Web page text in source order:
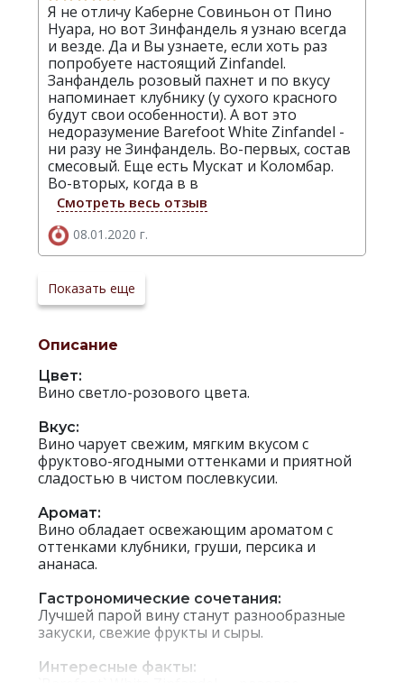
Я не отличу Каберне Совиньон от Пино
Нуара, но вот Зинфандель я узнаю всегда
и везде. Да и Вы узнаете, если хоть раз
попробуете настоящий Zinfandel.
Занфандель розовый пахнет и по вкусу
напоминает клубнику (у сухого красного
будут свои особенности). А вот это
недоразумение Barefoot White Zinfandel -
ни разу не Зинфандель. Во-первых, состав
смесовый. Еще есть Мускат и Коломбар.
Во-вторых, когда в в
Смотреть весь отзыв
08.01.2020 г.
Показать еще
Описание
Цвет:
Вино светло-розового цвета.
Вкус:
Вино чарует свежим, мягким вкусом с
фруктово-ягодными оттенками и приятной
сладостью в чистом послевкусии.
Аромат:
Вино обладает освежающим ароматом с
оттенками клубники, груши, персика и
ананаса.
Гастрономические сочетания:
Лучшей парой вину станут разнообразные
закуски, свежие фрукты и сыры.
Интересные факты: